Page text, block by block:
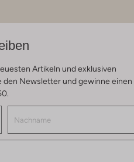
Artikeln und exklusiven
den Newsletter und gewinne einen